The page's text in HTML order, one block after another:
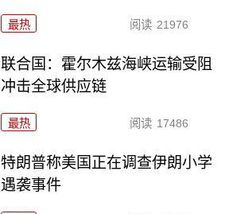
最热 阅读 21976
联合国：霍尔木兹海峡运输受阻
冲击全球供应链
最热 阅读 17486
特朗普称美国正在调查伊朗小学
遇袭事件